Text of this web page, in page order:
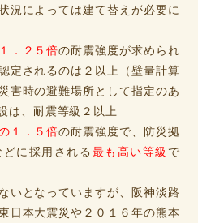
況によっては建て替えが必要に
．２５倍の耐震強度が求められ
定されるのは２以上（壁量計算
害時の避難場所として指定のあ
は、耐震等級２以上
１．５倍の耐震強度で、防災拠
に採用される 最も高い等級 で
いとなっていますが、阪神淡路
日本大震災や２０１６年の熊本